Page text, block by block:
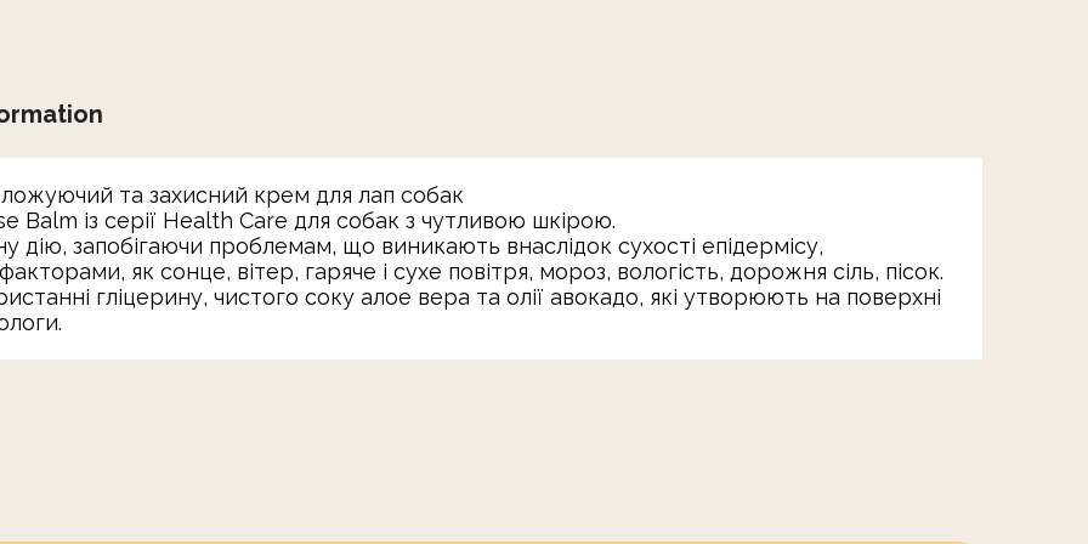
та захисний крем для лап собак
Balm із серії Health Care для собак з чутливою шкірою.
дію, запобігаючи проблемам, що виникають внаслідок сухості епідермісу,
як сонце, вітер, гаряче і сухе повітря, мороз, вологість, дорожня сіль, пісок.
гліцерину, чистого соку алое вера та олії авокадо, які утворюють на поверхні